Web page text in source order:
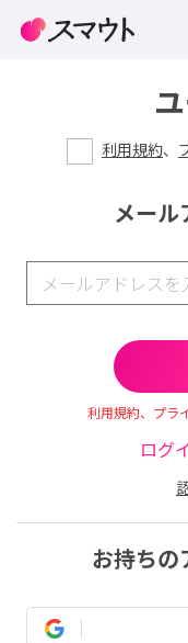
利用規約、
メール
利用規約、プラ
ログ
お持ちの